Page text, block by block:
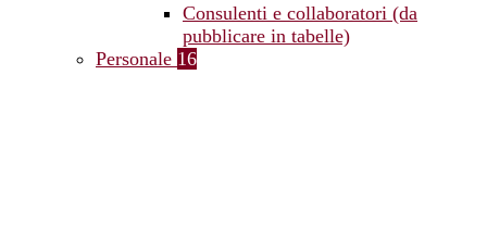
Consulenti e collaboratori (da
pubblicare in tabelle)
Personale 16